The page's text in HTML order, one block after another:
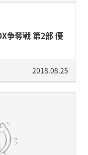
争奪戦 第2部 優
2018.08.25